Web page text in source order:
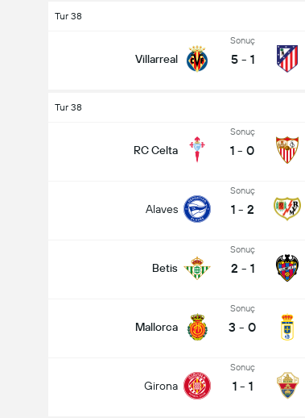
Tur 38
Villarreal
Sonuç
5 - 1
Tur 38
RC Celta
Sonuç
1 - 0
Alaves
Sonuç
1 - 2
Betis
Sonuç
2 - 1
Mallorca
Sonuç
3 - 0
Girona
Sonuç
1 - 1